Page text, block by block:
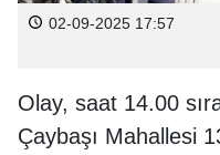
02-09-2025 17:57
Olay, saat 14.00
Çaybaşı Mahallesi